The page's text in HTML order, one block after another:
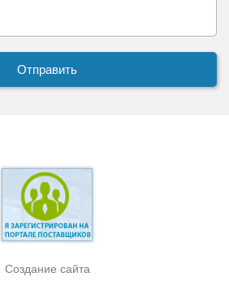
Создание сайта